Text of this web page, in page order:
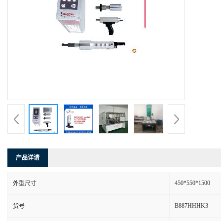
产品详请
外型尺寸 450*550*1500
货号 B887HHHK3